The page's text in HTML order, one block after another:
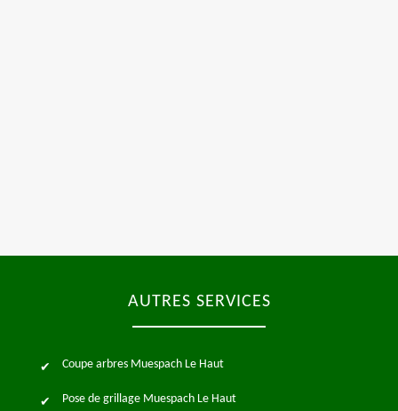
AUTRES SERVICES
Coupe arbres Muespach Le Haut
Pose de grillage Muespach Le Haut